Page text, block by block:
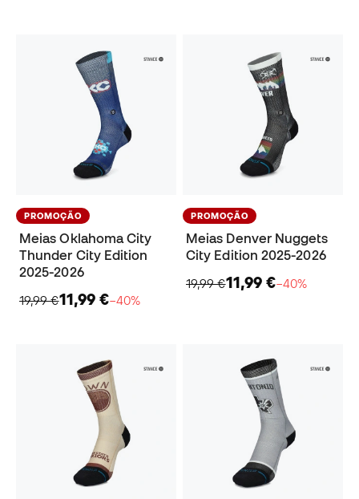
PROMOÇÃO
Meias Oklahoma City
Thunder City Edition
2025-2026
19,99 €11,99 €−40%
PROMOÇÃO
Meias Denver Nuggets
City Edition 2025-2026
19,99 €11,99 €−40%